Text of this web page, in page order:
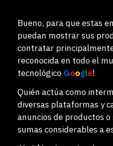
Bueno, para que estas
puedan mostrar sus
contratar
reconocida en todo el
tecnológico Google!
Quién actúa como
diversas plataformas y
anuncios de productos
sumas considerables a